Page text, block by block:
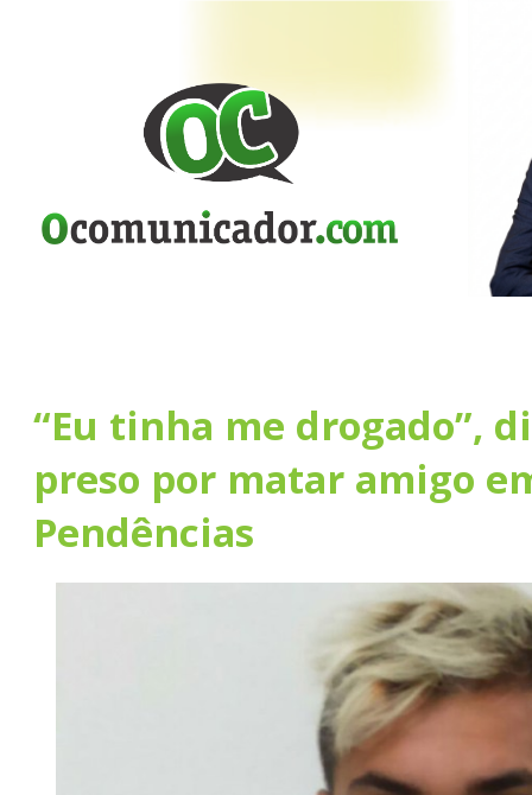
“Eu tinha me drogado”,
preso por matar amigo
Pendências